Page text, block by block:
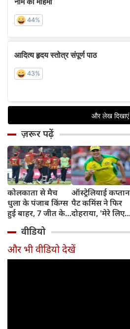
ज़रूर पढ़ें
कोलकाता से मैच
धुला के पंजाब किंग्स
हुई बाहर, 7 जीत के
ऑस्ट्रेलियाई कप्तान
पैट कमिंस ने फिर
दोहराया, 'मेरे लिए
वीडियो
और भी वीडियो देखें